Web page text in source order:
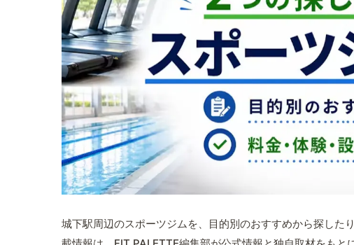
城下駅周辺のスポーツジムを、目的別のおすすめから探した